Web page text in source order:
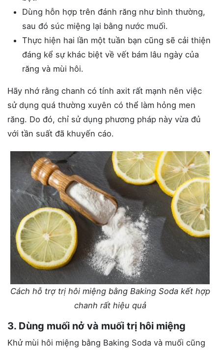
Dùng hỗn hợp trên đánh răng như bình thường,
sau đó súc miệng lại bằng nước muối.
Thực hiện hai lần một tuần bạn cũng sẽ cải thiện
đáng kể sự khác biệt về vết bám lâu ngày của
răng và mùi hôi.
Hãy nhớ rằng chanh có tính axit rất mạnh nên việc
sử dụng quá thường xuyên có thể làm hỏng men
răng. Do đó, chỉ sử dụng phương pháp này vừa đủ
với tần suất đã khuyến cáo.
Cách hỗ trợ trị hôi miệng bằng Baking Soda kết hợp
chanh rất hiệu quả
3. Dùng muối nở và muối trị hôi miệng
Khử mùi hôi miệng bằng Baking Soda và muối cũng